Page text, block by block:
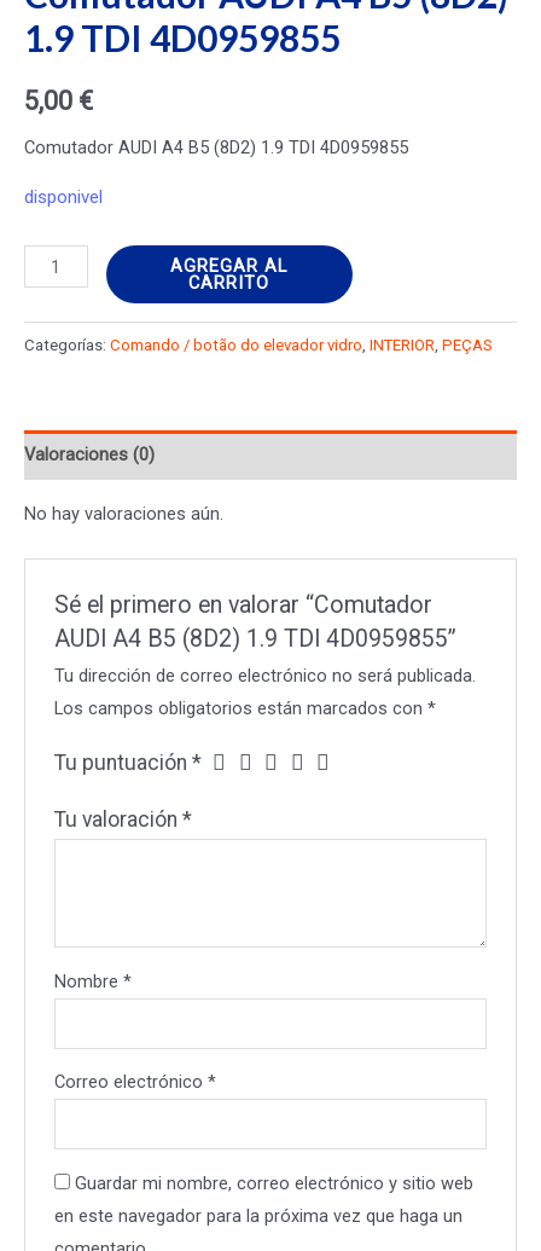
1.9 TDI 4D0959855
5,00 €
Comutador AUDI A4 B5 (8D2) 1.9 TDI 4D0959855
disponivel
Comutador
AUDI
A4
TDI
cantidad
AGREGAR AL
CARRITO
Categorías: Comando / botão do elevador vidro INTERIOR PEÇAS
Valoraciones (0)
No hay valoraciones aún.
Sé el primero en valorar “Comutador
AUDI A4 B5 (8D2) 1.9 TDI 4D0959855”
Tu dirección de correo electrónico no será publicada.
Los campos obligatorios están marcados con*
Tu puntuación*
Tu valoración*
Nombre*
Correo electrónico*
Guardar mi nombre, correo electrónico y sitio web
en este navegador para la próxima vez que haga un